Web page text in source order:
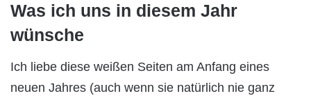
Was ich uns in diesem Jahr
wünsche
Ich liebe diese weißen Seiten am Anfang eines
neuen Jahres (auch wenn sie natürlich nie ganz